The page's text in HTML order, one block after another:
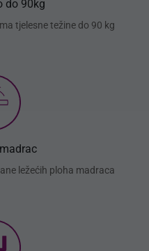
do 90kg
tjelesne težine do 90 kg
ležećih ploha madraca